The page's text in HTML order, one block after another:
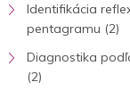
Identifikácia
pentagramu (2)
Diagnostika
(2)